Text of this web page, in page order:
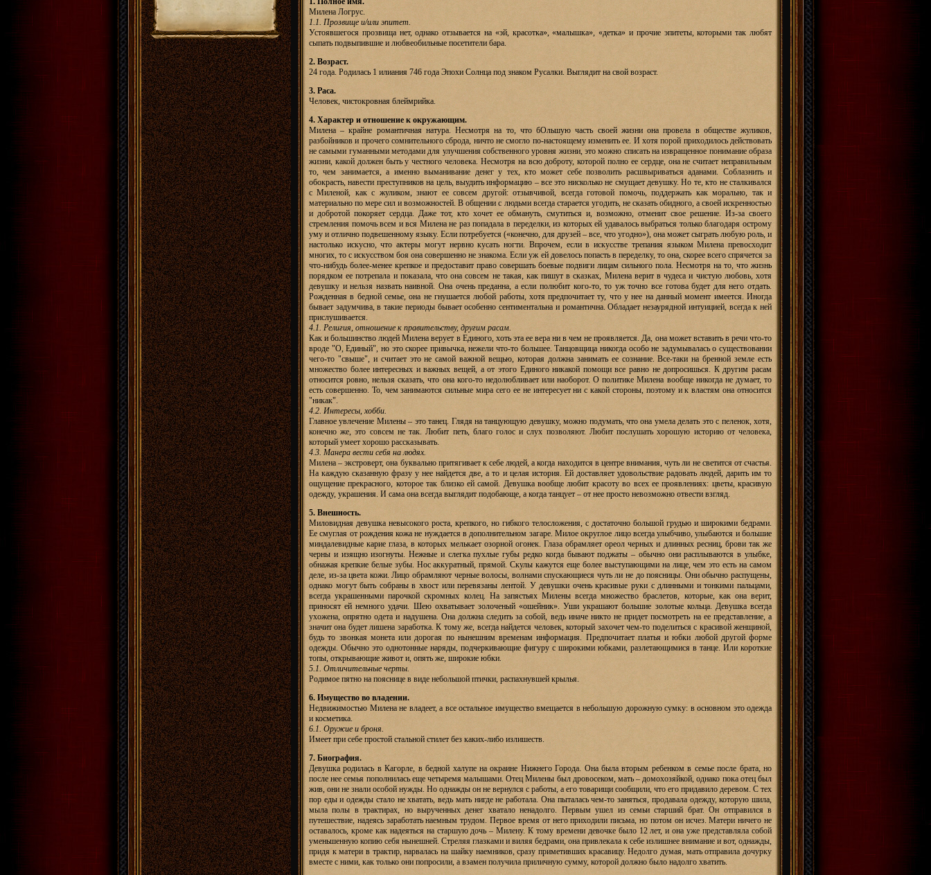
Милена Логрус.
1.1. Прозвище и/или эпитет.
Устоявшегося прозвища нет, однако отзывается на «эй, красотка», «малышка», «детка» и прочие эпитеты, которыми так любят
сыпать подвыпившие и любвеобильные посетители бара.
2. Возраст.
24 года. Родилась 1 илиания 746 года Эпохи Солнца под знаком Русалки. Выглядит на свой возраст.
3. Раса.
Человек, чистокровная блеймрийка.
4. Характер и отношение к окружающим.
Милена – крайне романтичная натура. Несмотря на то, что бОльшую часть своей жизни она провела в обществе жуликов,
разбойников и прочего сомнительного сброда, ничто не смогло по-настоящему изменить ее. И хотя порой приходилось действовать
не самыми гуманными методами для улучшения собственного уровня жизни, это можно списать на извращенное понимание образа
жизни, какой должен быть у честного человека. Несмотря на всю доброту, которой полно ее сердце, она не считает неправильным
то, чем занимается, а именно выманивание денег у тех, кто может себе позволить расшвыриваться аданами. Соблазнить и
обокрасть, навести преступников на цель, выудить информацию – все это нисколько не смущает девушку. Но те, кто не сталкивался
с Миленой, как с жуликом, знают ее совсем другой: отзывчивой, всегда готовой помочь, поддержать как морально, так и
материально по мере сил и возможностей. В общении с людьми всегда старается угодить, не сказать обидного, а своей искренностью
и добротой покоряет сердца. Даже тот, кто хочет ее обмануть, смутиться и, возможно, отменит свое решение. Из-за своего
стремления помочь всем и вся Милена не раз попадала в переделки, из которых ей удавалось выбраться только благодаря острому
уму и отлично подвешенному языку. Если потребуется («конечно, для друзей – все, что угодно»), она может сыграть любую роль, и
настолько искусно, что актеры могут нервно кусать ногти. Впрочем, если в искусстве трепания языком Милена превосходит
многих, то с искусством боя она совершенно не знакома. Если уж ей довелось попасть в переделку, то она, скорее всего спрячется за
что-нибудь более-менее крепкое и предоставит право совершать боевые подвиги лицам сильного пола. Несмотря на то, что жизнь
порядком ее потрепала и показала, что она совсем не такая, как пишут в сказках, Милена верит в чудеса и чистую любовь, хотя
девушку и нельзя назвать наивной. Она очень преданна, а если полюбит кого-то, то уж точно все готова будет для него отдать.
Рожденная в бедной семье, она не гнушается любой работы, хотя предпочитает ту, что у нее на данный момент имеется. Иногда
бывает задумчива, в такие периоды бывает особенно сентиментальна и романтична. Обладает незаурядной интуицией, всегда к ней
прислушивается.
4.1. Религия, отношение к правительству, другим расам.
Как и большинство людей Милена верует в Единого, хоть эта ее вера ни в чем не проявляется. Да, она может вставить в речи что-то
вроде "О, Единый", но это скорее привычка, нежели что-то большее. Танцовщица никогда особо не задумывалась о существовании
чего-то "свыше", и считает это не самой важной вещью, которая должна занимать ее сознание. Все-таки на бренной земле есть
множество более интересных и важных вещей, а от этого Единого никакой помощи все равно не допросишься. К другим расам
относится ровно, нельзя сказать, что она кого-то недолюбливает или наоборот. О политике Милена вообще никогда не думает, то
есть совершенно. То, чем занимаются сильные мира сего ее не интересует ни с какой стороны, поэтому и к властям она относится
"никак".
4.2. Интересы, хобби.
Главное увлечение Милены – это танец. Глядя на танцующую девушку, можно подумать, что она умела делать это с пеленок, хотя,
конечно же, это совсем не так. Любит петь, благо голос и слух позволяют. Любит послушать хорошую историю от человека,
который умеет хорошо рассказывать.
4.3. Манера вести себя на людях.
Милена – экстроверт, она буквально притягивает к себе людей, а когда находится в центре внимания, чуть ли не светится от счастья.
На каждую сказанную фразу у нее найдется две, а то и целая история. Ей доставляет удовольствие радовать людей, дарить им то
ощущение прекрасного, которое так близко ей самой. Девушка вообще любит красоту во всех ее проявлениях: цветы, красивую
одежду, украшения. И сама она всегда выглядит подобающе, а когда танцует – от нее просто невозможно отвести взгляд.
5. Внешность.
Миловидная девушка невысокого роста, крепкого, но гибкого телосложения, с достаточно большой грудью и широкими бедрами.
Ее смуглая от рождения кожа не нуждается в дополнительном загаре. Милое округлое лицо всегда улыбчиво, улыбаются и большие
миндалевидные карие глаза, в которых мелькает озорной огонек. Глаза обрамляет ореол черных и длинных ресниц, брови так же
черны и изящно изогнуты. Нежные и слегка пухлые губы редко когда бывают поджаты – обычно они расплываются в улыбке,
обнажая крепкие белые зубы. Нос аккуратный, прямой. Скулы кажутся еще более выступающими на лице, чем это есть на самом
деле, из-за цвета кожи. Лицо обрамляют черные волосы, волнами спускающиеся чуть ли не до поясницы. Они обычно распущены,
однако могут быть собраны в хвост или перевязаны лентой. У девушки очень красивые руки с длинными и тонкими пальцами,
всегда украшенными парочкой скромных колец. На запястьях Милены всегда множество браслетов, которые, как она верит,
приносят ей немного удачи. Шею охватывает золоченый «ошейник». Уши украшают большие золотые кольца. Девушка всегда
ухожена, опрятно одета и надушена. Она должна следить за собой, ведь иначе никто не придет посмотреть на ее представление, а
значит она будет лишена заработка. К тому же, всегда найдется человек, который захочет чем-то поделиться с красивой женщиной,
будь то звонкая монета или дорогая по нынешним временам информация. Предпочитает платья и юбки любой другой форме
одежды. Обычно это однотонные наряды, подчеркивающие фигуру с широкими юбками, разлетающимися в танце. Или короткие
топы, открывающие живот и, опять же, широкие юбки.
5.1. Отличительные черты.
Родимое пятно на пояснице в виде небольшой птички, распахнувшей крылья.
6. Имущество во владении.
Недвижимостью Милена не владеет, а все остальное имущество вмещается в небольшую дорожную сумку: в основном это одежда
и косметика.
6.1. Оружие и броня.
Имеет при себе простой стальной стилет без каких-либо излишеств.
7. Биография.
Девушка родилась в Кагорле, в бедной халупе на окраине Нижнего Города. Она была вторым ребенком в семье после брата, но
после нее семья пополнилась еще четыремя малышами. Отец Милены был дровосеком, мать – домохозяйкой, однако пока отец был
жив, они не знали особой нужды. Но однажды он не вернулся с работы, а его товарищи сообщили, что его придавило деревом. С тех
пор еды и одежды стало не хватать, ведь мать нигде не работала. Она пыталась чем-то заняться, продавала одежду, которую шила,
мыла полы в трактирах, но вырученных денег хватало ненадолго. Первым ушел из семьи старший брат. Он отправился в
путешествие, надеясь заработать наемным трудом. Первое время от него приходили письма, но потом он исчез. Матери ничего не
оставалось, кроме как надеяться на старшую дочь – Милену. К тому времени девочке было 12 лет, и она уже представляла собой
уменьшенную копию себя нынешней. Стреляя глазками и виляя бедрами, она привлекала к себе излишнее внимание и вот, однажды,
придя к матери в трактир, нарвалась на шайку наемников, сразу приметивших красавицу. Недолго думая, мать отправила дочурку
вместе с ними, как только они попросили, а взамен получила приличную сумму, которой должно было надолго хватить.